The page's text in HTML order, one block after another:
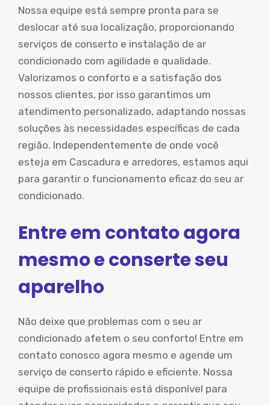
Nossa equipe está sempre pronta para se
deslocar até sua localização, proporcionando
serviços de conserto e instalação de ar
condicionado com agilidade e qualidade.
Valorizamos o conforto e a satisfação dos
nossos clientes, por isso garantimos um
atendimento personalizado, adaptando nossas
soluções às necessidades específicas de cada
região. Independentemente de onde você
esteja em Cascadura e arredores, estamos aqui
para garantir o funcionamento eficaz do seu ar
condicionado.
Entre em contato agora
mesmo e conserte seu
aparelho
Não deixe que problemas com o seu ar
condicionado afetem o seu conforto! Entre em
contato conosco agora mesmo e agende um
serviço de conserto rápido e eficiente. Nossa
equipe de profissionais está disponível para